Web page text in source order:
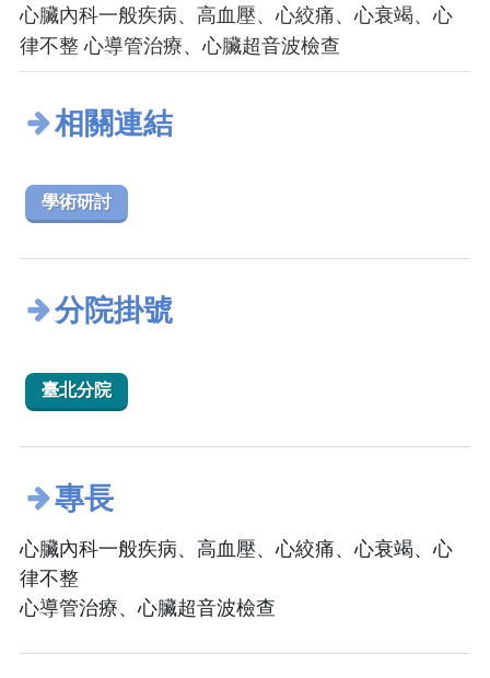
心臟內科一般疾病、高血壓、心絞痛、心衰竭、心
律不整 心導管治療、心臟超音波檢查
相關連結
學術研討
分院掛號
臺北分院
專長
心臟內科一般疾病、高血壓、心絞痛、心衰竭、心
律不整
心導管治療、心臟超音波檢查